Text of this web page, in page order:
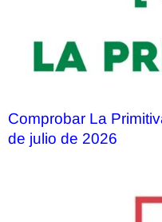
Comprobar La
de julio de 2026